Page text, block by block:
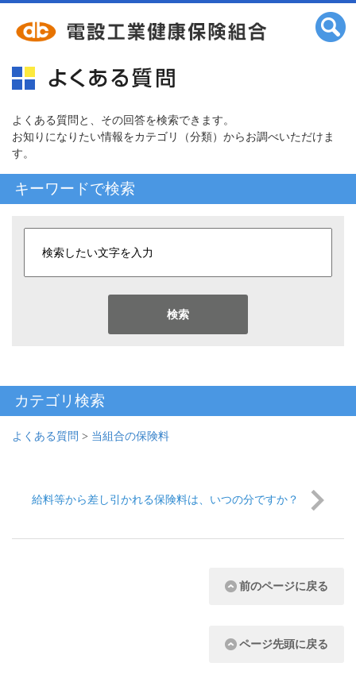
よくある質問と、その回答を検索できます。
お知りになりたい情報をカテゴリ（分類）からお調べいただけま
す。
キーワードで検索
検索
カテゴリ検索
よくある質問 > 当組合の保険料
給料等から差し引かれる保険料は、いつの分ですか？
前のページに戻る
ページ先頭に戻る